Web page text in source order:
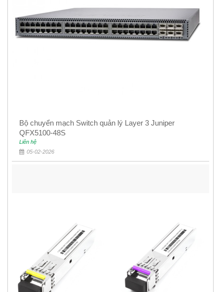
Bộ chuyển mạch Switch quản lý Layer 3 Juniper
QFX5100-48S
Liên hệ
05-02-2026